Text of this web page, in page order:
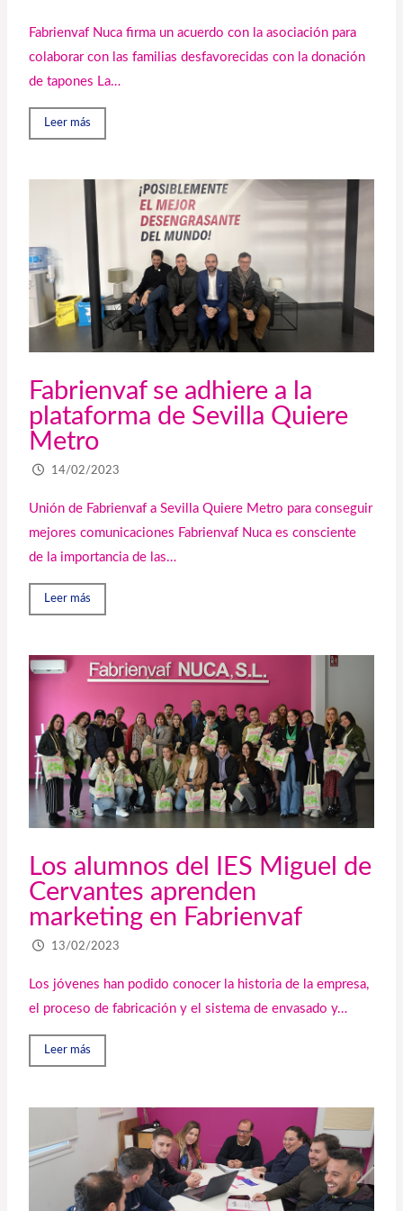
Fabrienvaf Nuca firma un acuerdo con la asociación para
colaborar con las familias desfavorecidas con la donación
de tapones La…
Leer más
Fabrienvaf se adhiere a la
plataforma de Sevilla Quiere
Metro
14/02/2023
Unión de Fabrienvaf a Sevilla Quiere Metro para conseguir
mejores comunicaciones Fabrienvaf Nuca es consciente
de la importancia de las…
Leer más
Los alumnos del IES Miguel de
Cervantes aprenden
marketing en Fabrienvaf
13/02/2023
Los jóvenes han podido conocer la historia de la empresa,
el proceso de fabricación y el sistema de envasado y…
Leer más